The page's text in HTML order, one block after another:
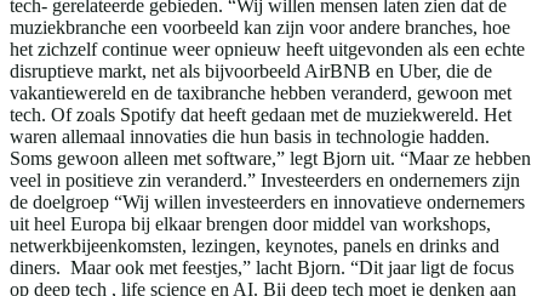
tech- gerelateerde gebieden. “Wij willen mensen laten zien dat de
muziekbranche een voorbeeld kan zijn voor andere branches, hoe
het zichzelf continue weer opnieuw heeft uitgevonden als een echte
disruptieve markt, net als bijvoorbeeld AirBNB en Uber, die de
vakantiewereld en de taxibranche hebben veranderd, gewoon met
tech. Of zoals Spotify dat heeft gedaan met de muziekwereld. Het
waren allemaal innovaties die hun basis in technologie hadden.
Soms gewoon alleen met software,” legt Bjorn uit. “Maar ze hebben
veel in positieve zin veranderd.” Investeerders en ondernemers zijn
de doelgroep “Wij willen investeerders en innovatieve ondernemers
uit heel Europa bij elkaar brengen door middel van workshops,
netwerkbijeenkomsten, lezingen, keynotes, panels en drinks and
diners. Maar ook met feestjes,” lacht Bjorn. “Dit jaar ligt de focus
op deep tech , life science en AI. Bij deep tech moet je denken aan